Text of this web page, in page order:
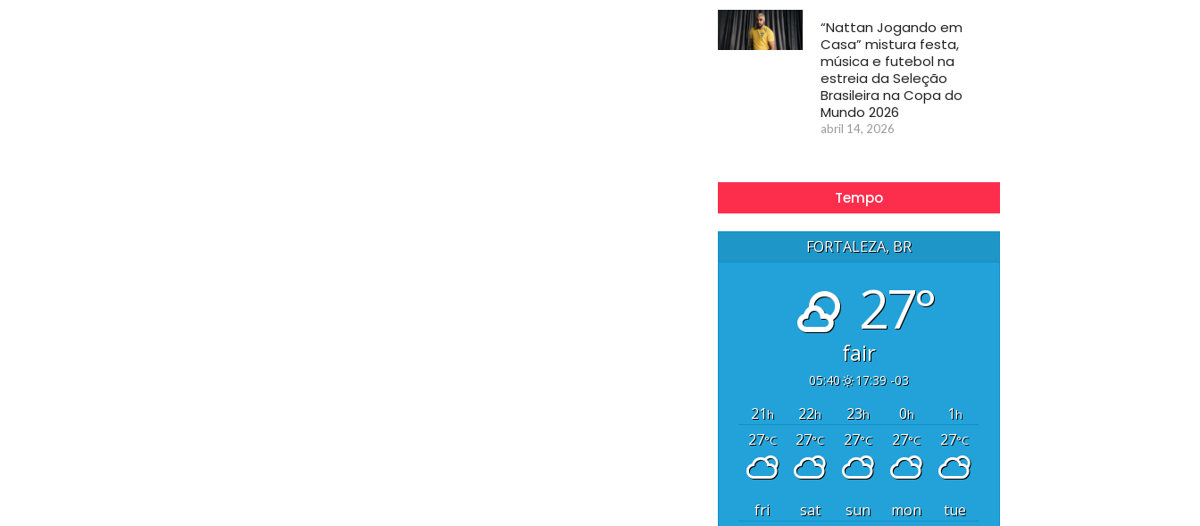
“Nattan Jogando em
Casa” mistura festa,
música e futebol na
estreia da Seleção
Brasileira na Copa do
Mundo 2026
abril 14, 2026
Tempo
FORTALEZA, BR
27°
fair
05:40 17:39 -03
21h 22h 23h 0h 1h
27°C 27°C 27°C 27°C 27°C
fri sat sun mon
tue